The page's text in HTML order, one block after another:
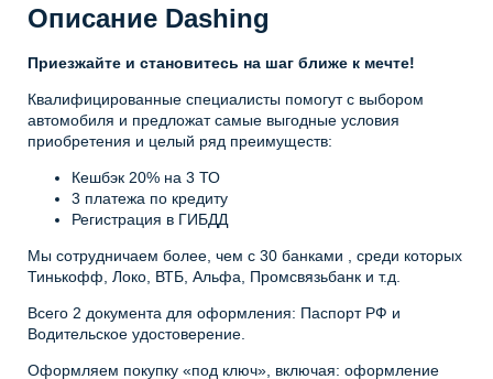
Описание Dashing
Приезжайте и становитесь на шаг ближе к мечте!
Квалифицированные специалисты помогут с выбором
автомобиля и предложат самые выгодные условия
приобретения и целый ряд преимуществ:
Кешбэк 20% на 3 ТО
3 платежа по кредиту
Регистрация в ГИБДД
Мы сотрудничаем более, чем с 30 банками , среди которых
Тинькофф, Локо, ВТБ, Альфа, Промсвязьбанк и т.д.
Всего 2 документа для оформления: Паспорт РФ и
Водительское удостоверение.
Оформляем покупку «под ключ», включая: оформление